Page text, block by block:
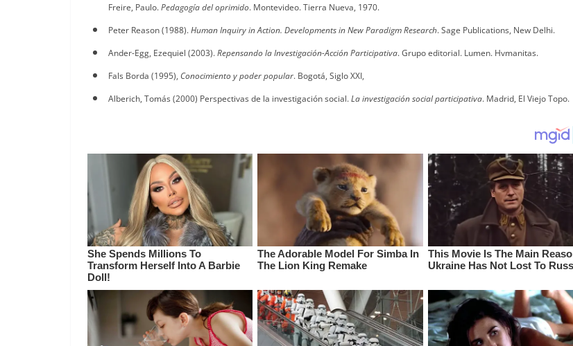
Freire, Paulo.Pedagogía del oprimido. Montevideo. Tierra Nueva, 1970.
Peter Reason (1988).Human Inquiry in Action. Developments in New Paradigm Research. Sage Publications, New Delhi.
Ander-Egg, Ezequiel (2003).Repensando la Investigación-Acción Participativa. Grupo editorial. Lumen. Hvmanitas.
Fals Borda (1995), Conocimiento y poder popular. Bogotá, Siglo XXI,
Alberich, Tomás (2000) Perspectivas de la investigación social.La investigación social participativa. Madrid, El Viejo Topo.